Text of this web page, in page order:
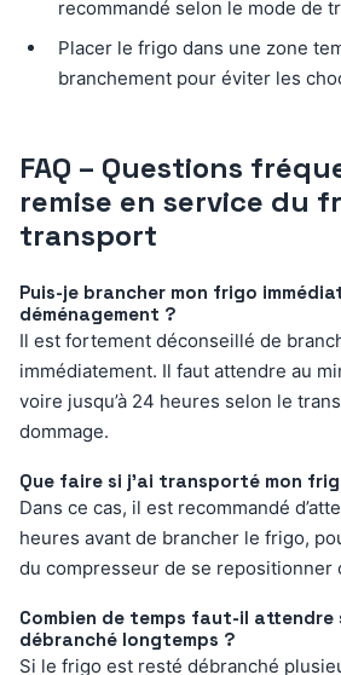
recommandé selon le mode de
Placer le frigo dans une zone
branchement pour éviter les
FAQ – Questions
remise en service du
transport
Puis-je brancher mon frigo
déménagement ?
Il est fortement déconseillé de
immédiatement. Il faut attendre au
voire jusqu’à 24 heures selon le
dommage.
Que faire si j’ai transporté mon
Dans ce cas, il est recommandé
heures avant de brancher le frigo,
du compresseur de se repositionner
Combien de temps faut-il
débranché longtemps ?
Si le frigo est resté débranché